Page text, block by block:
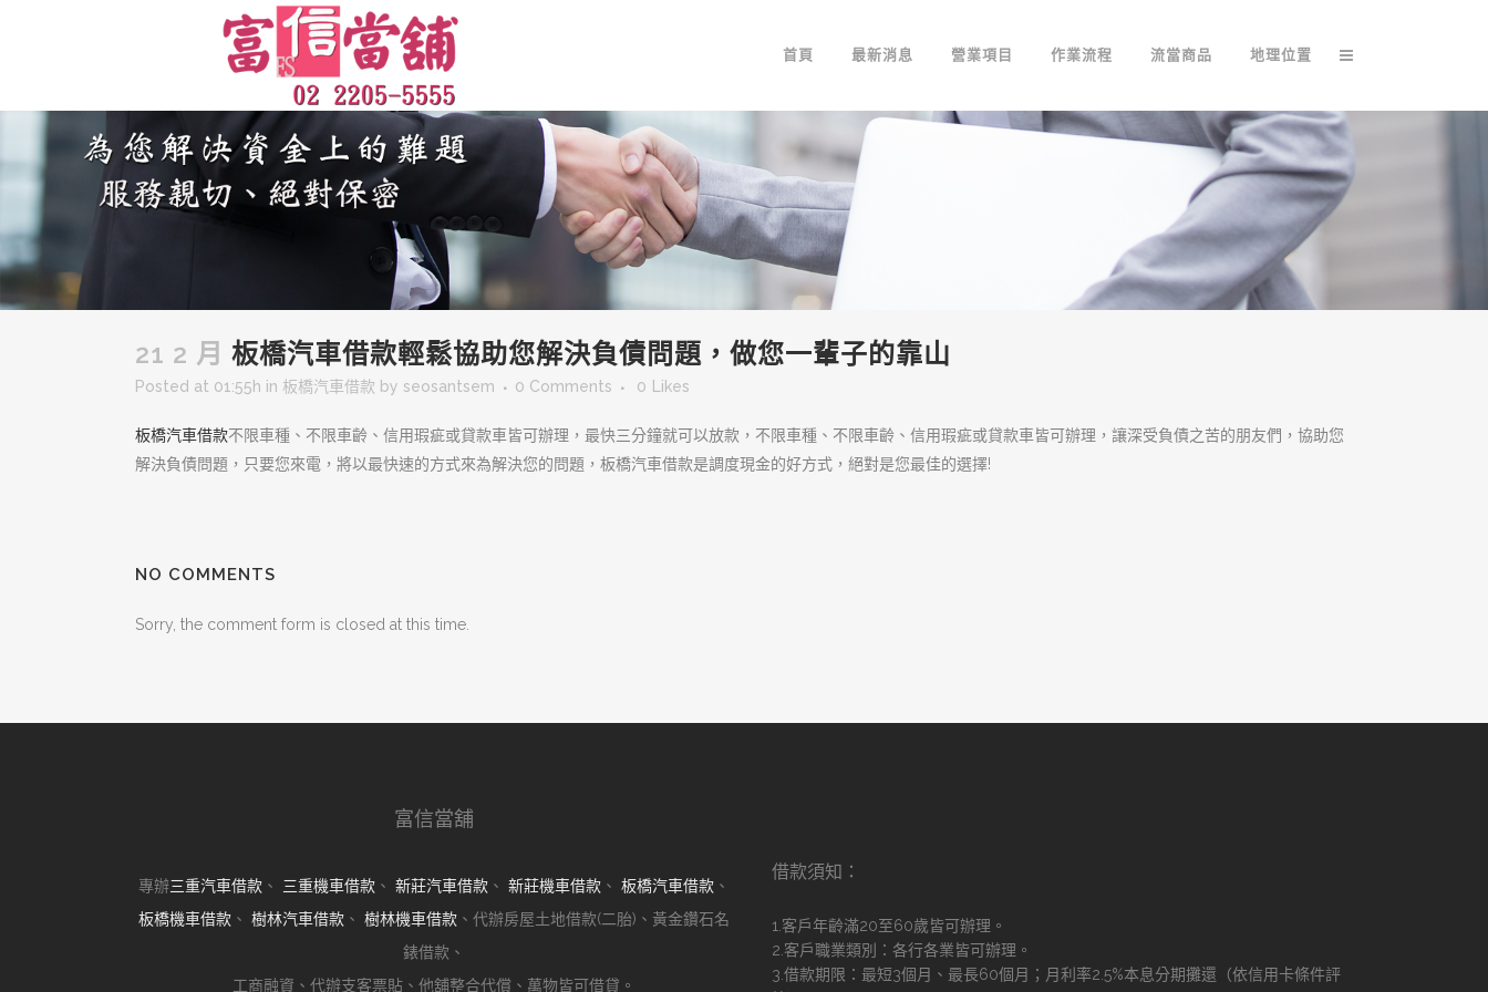
首頁 最新消息 營業項目 作業流程 流當商品 地理位置
21 2 月 板橋汽車借款輕鬆協助您解決負債問題，做您一輩子的靠山
Posted at 01:55h in 板橋汽車借款 by seosantsem 0 Comments 0 Likes
板橋汽車借款不限車種、不限車齡、信用瑕疵或貸款車皆可辦理，最快三分鐘就可以放款，不限車種、不限車齡、信用瑕疵或貸款車皆可辦理，讓深受負債之苦的朋友們，協助您
解決負債問題，只要您來電，將以最快速的方式來為解決您的問題，板橋汽車借款是調度現金的好方式，絕對是您最佳的選擇!
NO COMMENTS
Sorry, the comment form is closed at this time.
富信當舖
專辦三重汽車借款 、 三重機車借款 、 新莊汽車借款 、 新莊機車借款 、 板橋汽車借款 、
板橋機車借款 、 樹林汽車借款 、 樹林機車借款 、代辦房屋土地借款(二胎)、黃金鑽石名
錶借款、
工商融資、代辦支客票貼、他舖整合代償、萬物皆可借貸。
借款須知：
1.客戶年齡滿20至60歲皆可辦理。
2.客戶職業類別：各行各業皆可辦理。
3.借款期限：最短3個月、最長60個月；月利率2.5%本息分期攤還（依信用卡條件評